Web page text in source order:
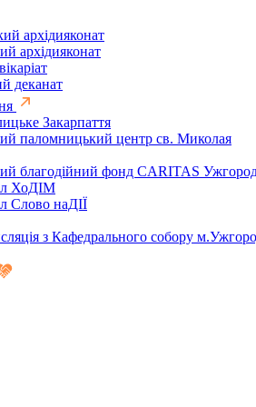
архідияконат
архідияконат
деканат
Закарпаття
паломницький центр св. Миколая
благодійний фонд CARITAS
ХоДІМ
Слово наДІЇ
з Кафедрального собору